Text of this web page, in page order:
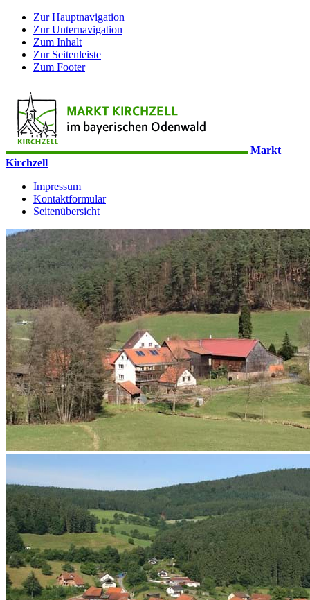
Zur Hauptnavigation
Zur Unternavigation
Zum Inhalt
Zur Seitenleiste
Zum Footer
Markt
Kirchzell
Impressum
Kontaktformular
Seitenübersicht